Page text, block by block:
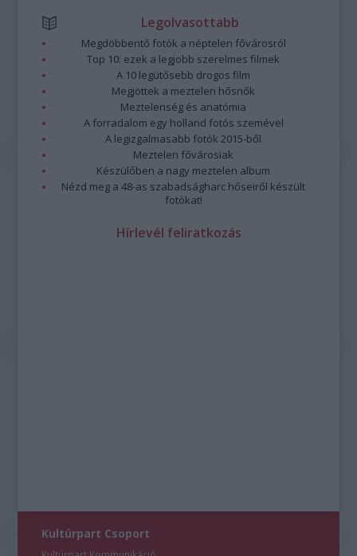
Legolvasottabb
Megdöbbentő fotók a néptelen fővárosról
Top 10: ezek a legjobb szerelmes filmek
A 10 legütősebb drogos film
Megjöttek a meztelen hősnők
Meztelenség és anatómia
A forradalom egy holland fotós szemével
A legizgalmasabb fotók 2015-ből
Meztelen fővárosiak
Készülőben a nagy meztelen album
Nézd meg a 48-as szabadságharc hőseiről készült
fotókat!
Hírlevél feliratkozás
Kultúrpart Csoport